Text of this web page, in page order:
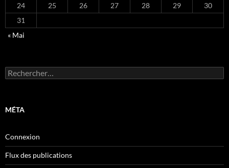
24
25 26 27 28 29
30
31
« Mai
Rechercher :
MÉTA
Connexion
Flux des publications